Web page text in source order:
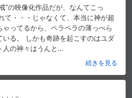
ジットカード情報の変更が可能です。
決済方法の変更が可能です。
４ヵ月分の購入明細の確認が可能です。
”の映像化作品だが、なんてこっ
て・・・じゃなくて、本当に神が超
ってるから、ペラペラの薄っぺら
いる。 しかも奇跡を起こすのはユダ
の神々はうんと …
続きを見る